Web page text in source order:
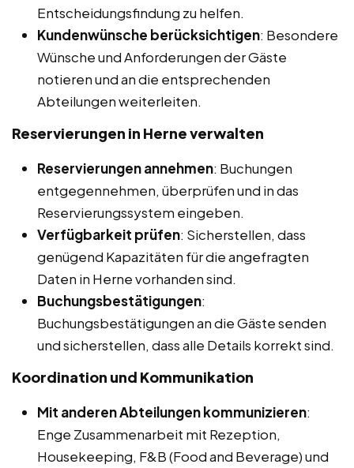
Entscheidungsfindung zu helfen.
Kundenwünsche berücksichtigen: Besondere
Wünsche und Anforderungen der Gäste
notieren und an die entsprechenden
Abteilungen weiterleiten.
Reservierungen in Herneverwalten
Reservierungen annehmen: Buchungen
entgegennehmen, überprüfen und in das
Reservierungssystem eingeben.
Verfügbarkeit prüfen: Sicherstellen, dass
genügend Kapazitäten für die angefragten
Daten in Herne vorhanden sind.
Buchungsbestätigungen:
Buchungsbestätigungen an die Gäste senden
und sicherstellen, dass alle Details korrekt sind.
Koordination und Kommunikation
Mit anderen Abteilungen kommunizieren:
Enge Zusammenarbeit mit Rezeption,
Housekeeping, F&B (Food and Beverage) und